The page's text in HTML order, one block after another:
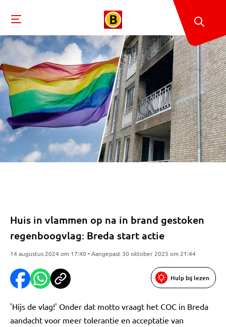
Huis in vlammen op na in brand gestoken
regenboogvlag: Breda start actie
14 augustus 2024 om 17:40 • Aangepast 30 oktober 2025 om 21:44
Hulp bij lezen
'Hijs de vlag!' Onder dat motto vraagt het COC in Breda
aandacht voor meer tolerantie en acceptatie van